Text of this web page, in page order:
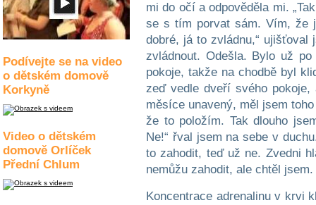
Podívejte se na video
o dětském domově
Korkyně
Video o dětském
domově Orlíček
Přední Chlum
mi do očí a odpověděla mi.
se s tím porvat sám. Vím, že
dobré, já to zvládnu,“
zvládnout. Odešla. Bylo už
pokoje, takže na chodbě byl
zeď vedle dveří svého
měsíce unavený, měl jsem
že to položím. Tak dlouho
Ne!“ řval jsem na sebe v
to zahodit, teď už ne. Zvedni
nemůžu zahodit, ale chtěl
Koncentrace adrenalinu v krvi